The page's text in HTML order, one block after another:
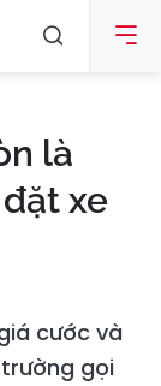
là
xe
cước và
gọi